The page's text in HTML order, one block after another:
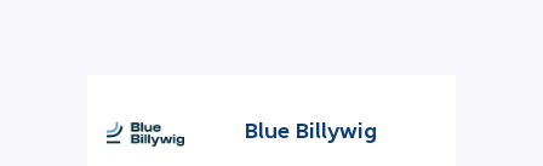
Blue Billywig